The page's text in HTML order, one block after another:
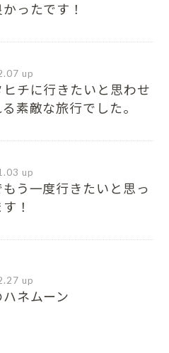
ったです！
up
ヒチに行きたいと思わせ
素敵な旅行でした。
up
もう一度行きたいと思っ
！
up
ネムーン